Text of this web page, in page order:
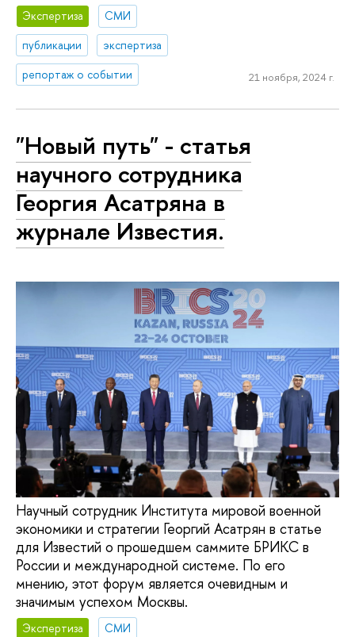
Экспертиза
СМИ
публикации
экспертиза
репортаж о событии
21 ноября, 2024 г.
"Новый путь" - статья
научного сотрудника
Георгия Асатряна в
журнале Известия.
Научный сотрудник Института мировой военной
экономики и стратегии Георгий Асатрян в статье
для Известий о прошедшем саммите БРИКС в
России и международной системе. По его
мнению, этот форум является очевидным и
значимым успехом Москвы.
Экспертиза
СМИ